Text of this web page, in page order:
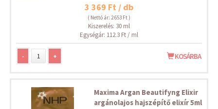
3 369 Ft / db
( Nettó ár: 2 653 Ft )
Kiszerelés: 30 ml
Egységár: 112.3 Ft / ml
- + KOSÁRBA
Maxima Argan Beautifyng Elixir
argánolajos hajszépítő elixír 5ml